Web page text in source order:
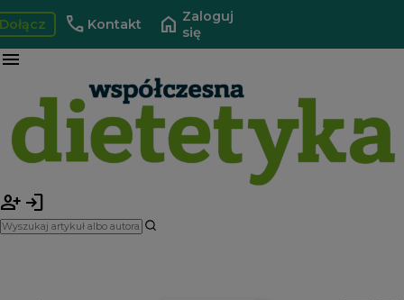
call Kontakt home Zaloguj
się
menu
person_add login